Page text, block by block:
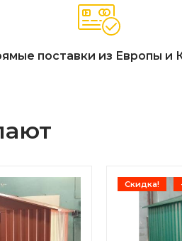
поставки из Европы и
Скидка!